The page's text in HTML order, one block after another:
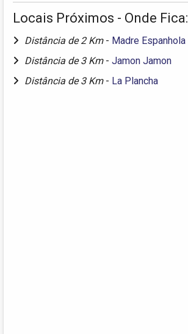
Locais Próximos - Onde Fica:
Distância de 2 Km - Madre Espanhola
Distância de 3 Km - Jamon Jamon
Distância de 3 Km - La Plancha